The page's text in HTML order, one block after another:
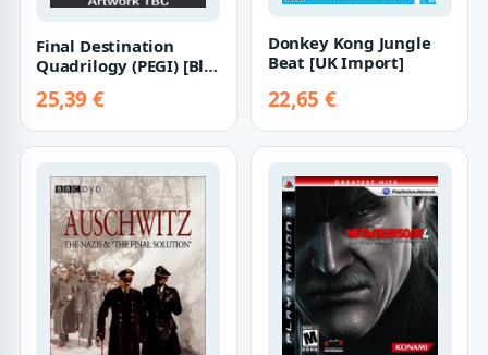
Final Destination
Quadrilogy (PEGI) [Blu-
25,39 €
Donkey Kong Jungle
Beat [UK Import]
22,65 €